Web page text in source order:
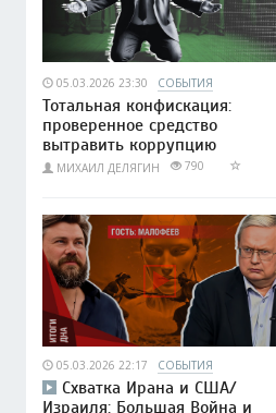
05.03.2026 23:30 СОБЫТИЯ
Тотальная конфискация:
проверенное средство
вытравить коррупцию
МИХАИЛ ДЕЛЯГИН 790
05.03.2026 22:17 СОБЫТИЯ
Схватка Ирана и США/
Израиля: Большая Война и